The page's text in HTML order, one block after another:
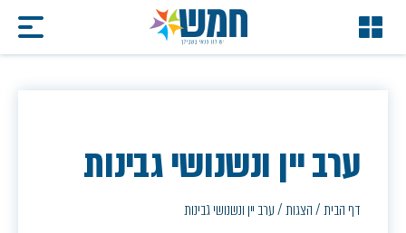
ערב יין ונשנושי גבינות
דף הבית/הצגות/ערב יין ונשנושי גבינות